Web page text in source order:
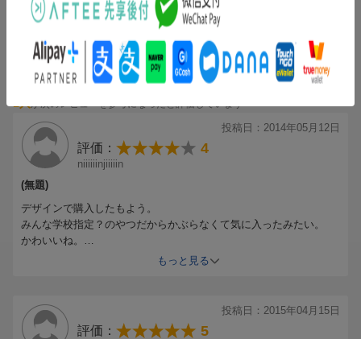
ミッキーとかわいく、子供もテンション上げつつ触れているようで
す。柔らかく引きやすいようです。あかさたな・・・のところにミ
ッキーのイラストが印刷されていますが、中は特になく勉強の邪魔
になることもなさそうです。もっと見る
1人が次のレビューを参考になったと評価しています
投稿日：2014年05月12日
評価： 4
niiiiiinjiiiiin
(無題)
デザインで購入したもよう。
みんな学校指定？のやつだからかぶらなくて気に入ったみたい。
かわいいね。
もっと見る
投稿日：2015年04月15日
評価： 5